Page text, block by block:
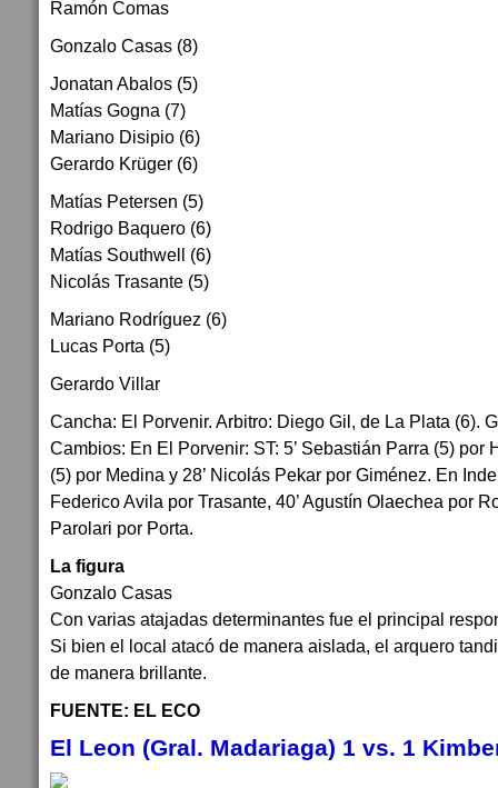
Ramón Comas
Gonzalo Casas (8)
Jonatan Abalos (5)
Matías Gogna (7)
Mariano Disipio (6)
Gerardo Krüger (6)
Matías Petersen (5)
Rodrigo Baquero (6)
Matías Southwell (6)
Nicolás Trasante (5)
Mariano Rodríguez (6)
Lucas Porta (5)
Gerardo Villar
Cancha: El Porvenir. Arbitro: Diego Gil, de La Plata (6).
Cambios: En El Porvenir: ST: 5’ Sebastián Parra (5) por
(5) por Medina y 28’ Nicolás Pekar por Giménez. En
Federico Avila por Trasante, 40’ Agustín Olaechea por
Parolari por Porta.
La figura
Gonzalo Casas
Con varias atajadas determinantes fue el principal
Si bien el local atacó de manera aislada, el arquero
de manera brillante.
FUENTE: EL ECO
El Leon (Gral. Madariaga) 1 vs. 1